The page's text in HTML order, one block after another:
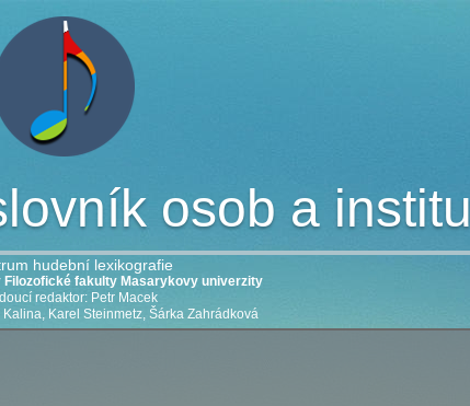
osob a
hudební lexikografie
Filozofické fakulty Masarykovy univerzity
redaktor: Petr Macek
Kalina, Karel Steinmetz, Šárka Zahrádková